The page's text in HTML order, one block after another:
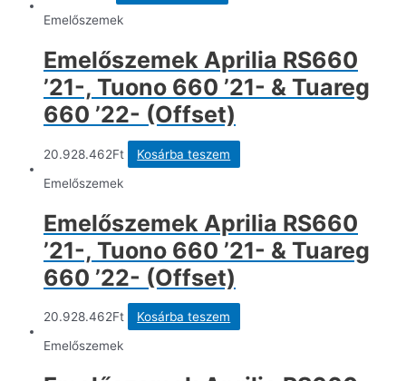
Emelőszemek
Emelőszemek Aprilia RS660
’21-, Tuono 660 ’21- & Tuareg
660 ’22- (Offset)
20.928.462Ft
Kosárba teszem
Emelőszemek
Emelőszemek Aprilia RS660
’21-, Tuono 660 ’21- & Tuareg
660 ’22- (Offset)
20.928.462Ft
Kosárba teszem
Emelőszemek